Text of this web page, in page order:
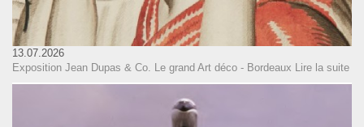
13.07.2026
Exposition Jean Dupas & Co. Le grand Art déco - Bordeaux Lire la suite